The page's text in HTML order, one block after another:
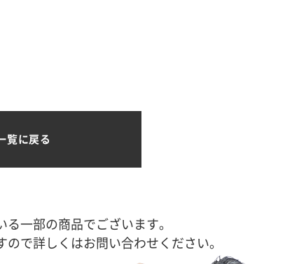
覧に戻る
一部の商品でございます。
で詳しくはお問い合わせください。